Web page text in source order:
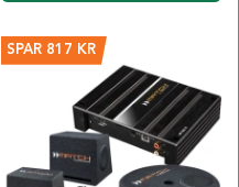
SPAR 817 KR